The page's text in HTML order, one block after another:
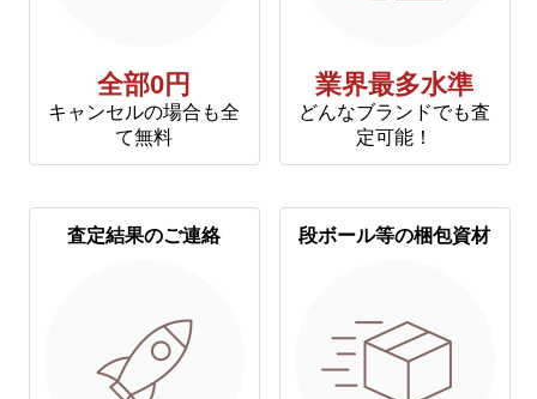
全部0円
キャンセルの場合も全
て無料
業界最多水準
どんなブランドでも査
定可能！
査定結果のご連絡 段ボール等の梱包資材